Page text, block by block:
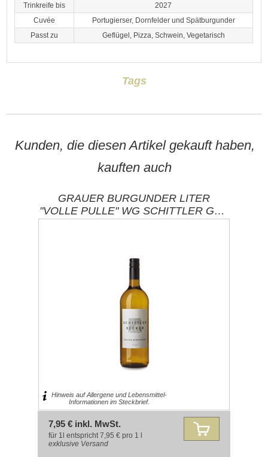
Trinkreife bis
2027
Cuvée
Portugierser, Dornfelder und Spätburgunder
Passt zu
Geflügel, Pizza, Schwein, Vegetarisch
Tags
Kunden, die diesen Artikel gekauft haben,
kauften auch
GRAUER BURGUNDER LITER
"VOLLE PULLE" WG SCHITTLER GBR
/ ZORNHEIM-RHEINHESSEN
Hinweis auf Allergene und Lebensmittel-
Informationen im Steckbrief.
7,95 € inkl. MwSt.
für 1l entspricht 7,95 € pro 1 l
exklusive Versand